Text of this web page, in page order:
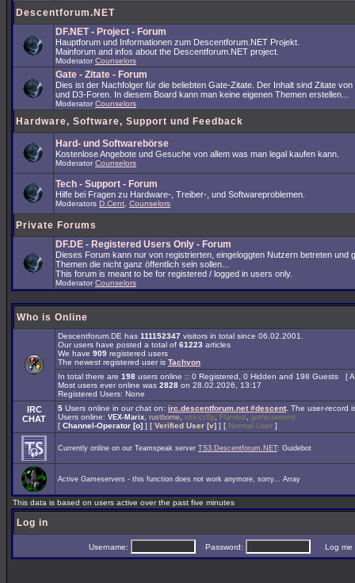
Descentforum.NET
DF.NET - Project - Forum
Hauptforum und Informationen zum Descentforum.NET Projekt.
Mainforum and infos about the Descentforum.NET project.
Moderator Counselors
Gate - Zitate - Forum
Dies ist der Nachfolger für die beliebten Gate-Zitate. Der Inhalt sind Zitate
und D3-Foren. In diesem Board kann man keine eigenen Themen erstellen...
Moderator Counselors
Hardware, Software, Support und Feedback
Hard- und Softwarebörse
Kostenlose Angebote und Gesuche von allem was man legal kaufen kann.
Moderator Counselors
Tech - Support - Forum
Hilfe bei Fragen zu Hardware-, Treiber-, und Softwareproblemen.
Moderators D.Cent Counselors
Private Forums
DF.DE - Registered Users Only - Forum
Dieses Forum kann nur von registrierten, eingeloggten Nutzern betreten und
Themen die nicht ganz öffentlich sein sollen...
This forum is meant to be for registered / logged in users only.
Moderator Counselors
Who is Online
Descentforum.DE has 111152347 visitors in total since 06.02.2001.
Our users have posted a total of 61223 articles
We have 909 registered users
The newest registered user is Tachyon
In total there are 198 users online :: 0 Registered, 0 Hidden and 198 Guests [
Most users ever online was 2828 on 28.02.2026, 13:17
Registered Users: None
IRC
CHAT
5 Users online in our chat on: irc.descentforum.net #descent. The user-record
Users online: VEX-Marix rustborne vex-ccfly Flarebot gothicserpent
[ Channel-Operator [o] ] [ Verified User [v] ] [ Normal User ]
Currently online on our Teamspeak server TS3.Descentforum.NET: Guidebot
Active Gameservers - this function does not work anymore, sorry... Array
This data is based on users active over the past five minutes
Log in
Username: Password: Log me